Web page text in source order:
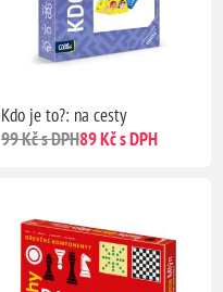
Kdo je to?: na cesty
99 Kč s DPH89 Kč s DPH